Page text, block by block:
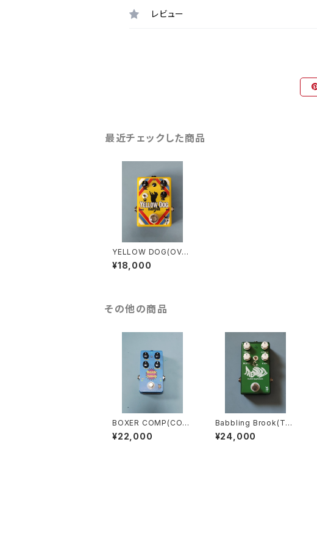
レビュー
最近チェックした商品
YELLOW DOG(OVER
DRIVE)
¥18,000
その他の商品
BOXER COMP(COM
PRESSOR)
¥22,000
Babbling Brook(TRE
MOLO)
¥24,000